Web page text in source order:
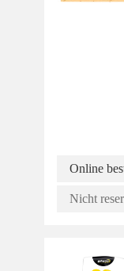
Online
Nicht